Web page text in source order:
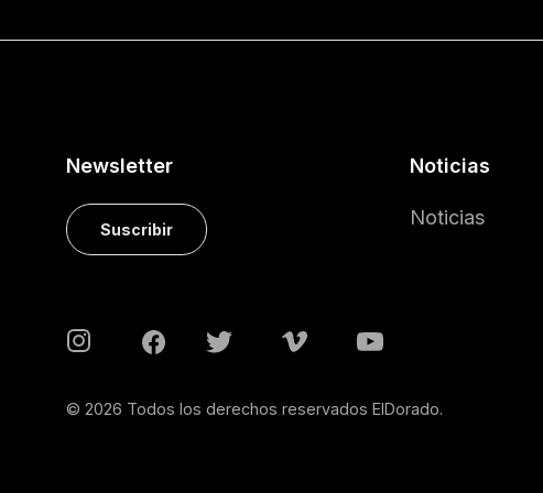
Newsletter
Suscribir
Noticias
Noticias
© 2026 Todos los derechos reservados ElDorado.